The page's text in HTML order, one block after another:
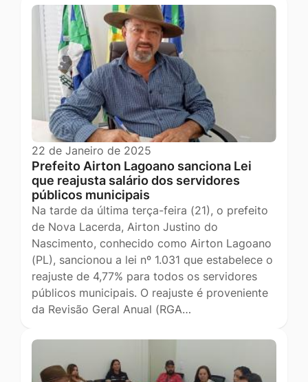
22 de Janeiro de 2025
Prefeito Airton Lagoano sanciona Lei
que reajusta salário dos servidores
públicos municipais
Na tarde da última terça-feira (21), o prefeito
de Nova Lacerda, Airton Justino do
Nascimento, conhecido como Airton Lagoano
(PL), sancionou a lei nº 1.031 que estabelece o
reajuste de 4,77% para todos os servidores
públicos municipais. O reajuste é proveniente
da Revisão Geral Anual (RGA…